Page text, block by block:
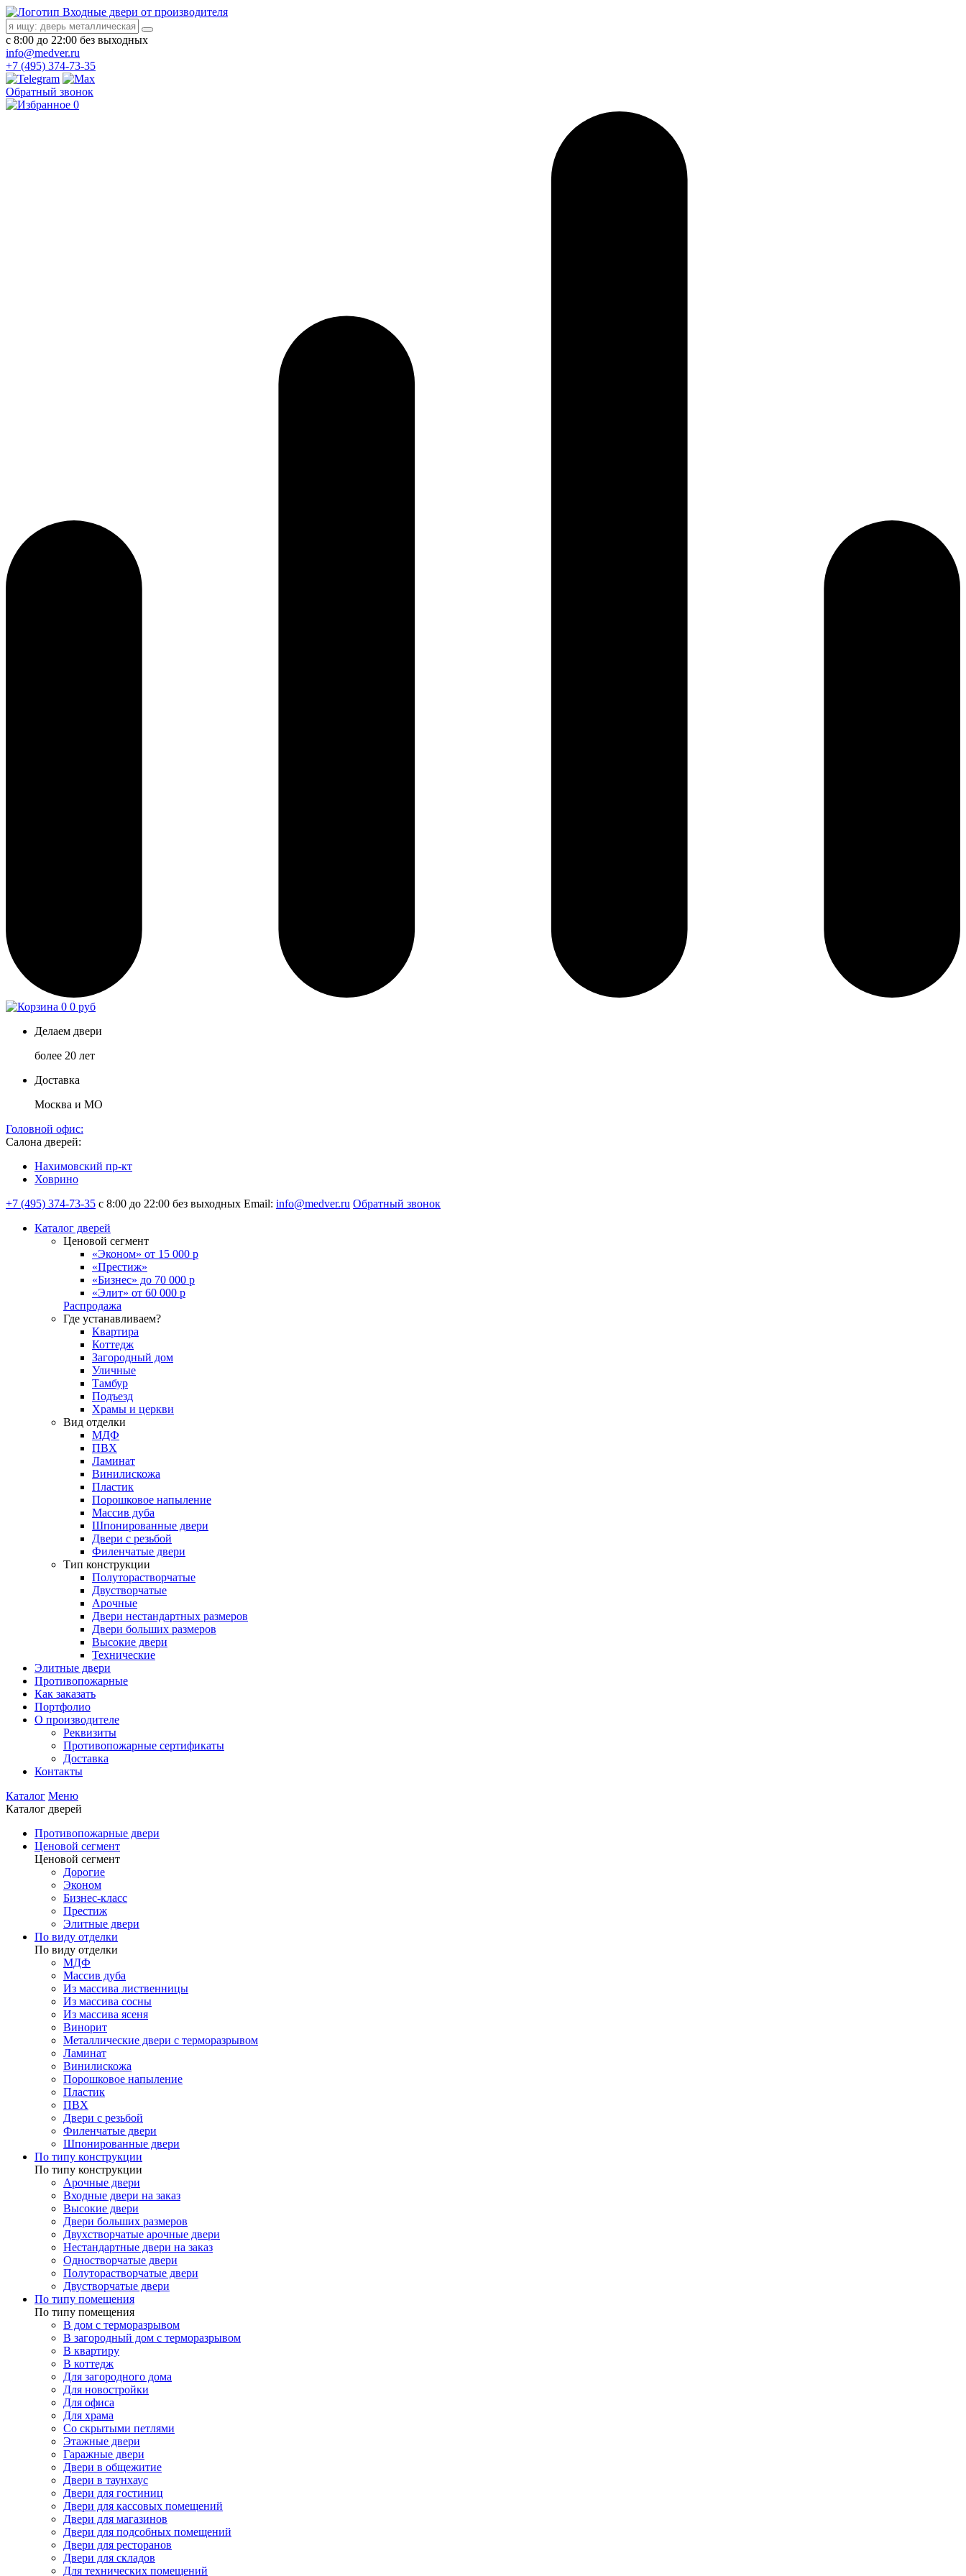
Входные двери от производителя
с 8:00 до 22:00 без выходных
info@medver.ru
+7 (495) 374-73-35
Обратный звонок
0
0 0 руб
Делаем двери
более 20 лет
Доставка
Москва и МО
Головной офис:
Салона дверей:
Нахимовский пр-кт
Ховрино
+7 (495) 374-73-35 с 8:00 до 22:00 без выходных Email: info@medver.ru Обратный звонок
Каталог дверей
Ценовой сегмент
«Эконом» от 15 000 р
«Престиж»
«Бизнес» до 70 000 р
«Элит» от 60 000 р
Распродажа
Где устанавливаем?
Квартира
Коттедж
Загородный дом
Уличные
Тамбур
Подъезд
Храмы и церкви
Вид отделки
МДФ
ПВХ
Ламинат
Винилискожа
Пластик
Порошковое напыление
Массив дуба
Шпонированные двери
Двери с резьбой
Филенчатые двери
Тип конструкции
Полуторастворчатые
Двустворчатые
Арочные
Двери нестандартных размеров
Двери больших размеров
Высокие двери
Технические
Элитные двери
Противопожарные
Как заказать
Портфолио
О производителе
Реквизиты
Противопожарные сертификаты
Доставка
Контакты
Каталог Меню
Каталог дверей
Противопожарные двери
Ценовой сегмент
Ценовой сегмент
Дорогие
Эконом
Бизнес-класс
Престиж
Элитные двери
По виду отделки
По виду отделки
МДФ
Массив дуба
Из массива лиственницы
Из массива сосны
Из массива ясеня
Винорит
Металлические двери с терморазрывом
Ламинат
Винилискожа
Порошковое напыление
Пластик
ПВХ
Двери с резьбой
Филенчатые двери
Шпонированные двери
По типу конструкции
По типу конструкции
Арочные двери
Входные двери на заказ
Высокие двери
Двери больших размеров
Двухстворчатые арочные двери
Нестандартные двери на заказ
Одностворчатые двери
Полуторастворчатые двери
Двустворчатые двери
По типу помещения
По типу помещения
В дом с терморазрывом
В загородный дом с терморазрывом
В квартиру
В коттедж
Для загородного дома
Для новостройки
Для офиса
Для храма
Со скрытыми петлями
Этажные двери
Гаражные двери
Двери в общежитие
Двери в таунхаус
Двери для гостиниц
Двери для кассовых помещений
Двери для магазинов
Двери для подсобных помещений
Двери для ресторанов
Двери для складов
Для технических помещений